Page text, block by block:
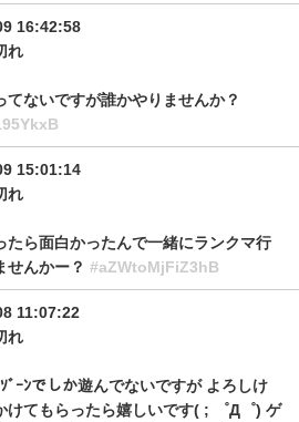
16:42:58
れ
てないですが誰かやりませんか？
15:01:14
れ
たら面白かったんで一緒にランクマ行
せんかー？ #aZWtoMjFiZ3hB
11:07:22
れ
ﾞｰﾝでしか遊んでないですが よろしけ
けてもらったら嬉しいです( ; ゜Д゜) ゲ